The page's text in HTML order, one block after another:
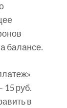
балансе.
15 руб.
в